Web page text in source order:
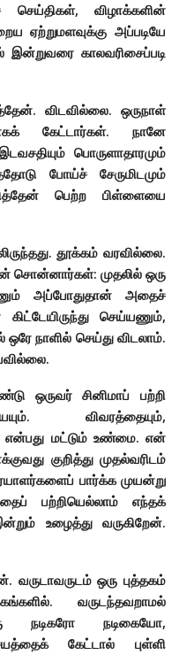
செய்திகள், விழாக்களின்
ஏற்றுமளவுக்கு அப்படியே
காலவரிசைப்படி
விடவில்லை. ஒருநாள்
கேட்டார்கள். நானே
பொருளாதாரமும்
போய்ச் சேருமிடமும்
பெற்ற பிள்ளையை
தூக்கம் வரவில்லை.
சொன்னார்கள்: முதலில் ஒரு
அப்போதுதான் அதைச்
செய்யணும்,
நாளில் செய்து விடலாம்.
ஒருவர் சினிமாப் பற்றி
விவரத்தையும்,
என்பது மட்டும் உண்மை. என்
குறித்து முதல்வரிடம்
பார்க்க முயன்று
பற்றியெல்லாம் எந்தக்
உழைத்து வருகிறேன்.
ஒரு புத்தகம்
வருடந்தவறாமல்
நடிகரோ நடிகையோ,
கேட்டால் புள்ளி